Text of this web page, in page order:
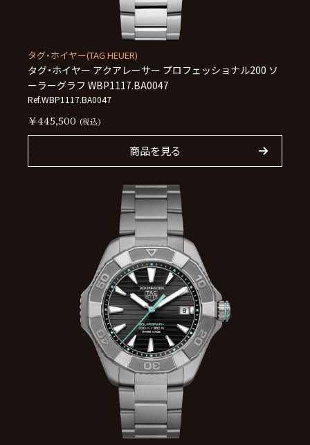
タグ・ホイヤー(TAG HEUER)
タグ・ホイヤー アクアレーサー プロフェッショナル200 ソ
ーラーグラフ WBP1117.BA0047
Ref.WBP1117.BA0047
￥445,500 (税込)
商品を見る